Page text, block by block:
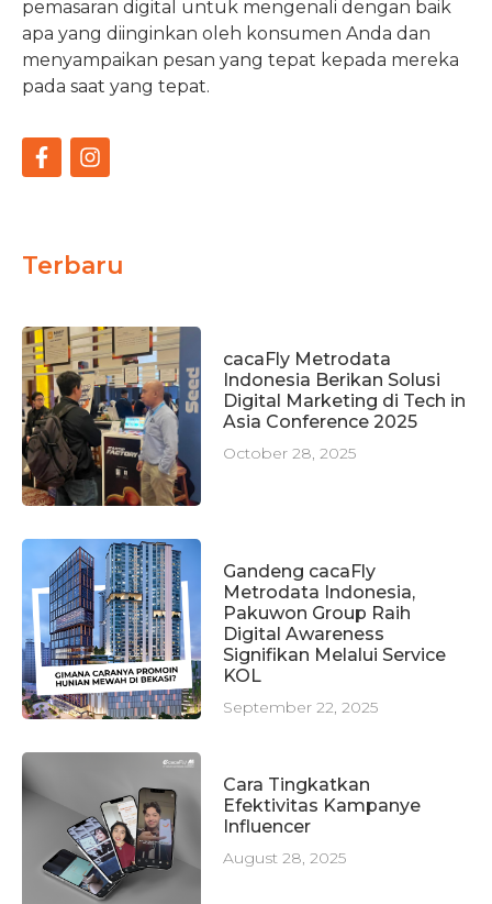
pemasaran digital untuk mengenali dengan baik
apa yang diinginkan oleh konsumen Anda dan
menyampaikan pesan yang tepat kepada mereka
pada saat yang tepat.
Terbaru
cacaFly Metrodata
Indonesia Berikan Solusi
Digital Marketing di Tech in
Asia Conference 2025
October 28, 2025
Gandeng cacaFly
Metrodata Indonesia,
Pakuwon Group Raih
Digital Awareness
Signifikan Melalui Service
KOL
September 22, 2025
Cara Tingkatkan
Efektivitas Kampanye
Influencer
August 28, 2025